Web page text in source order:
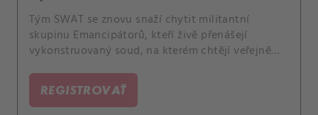
Tým SWAT se znovu snaží chytit militantní
skupinu Emancipátorů, kteří živě přenášejí
vykonstruovaný soud, na kterém chtějí veřejně
povzbudit Darryla; Deacon se cítí nehoden, když
má dostat jednu z největších ocenění LAPD; a
REGISTROVAŤ